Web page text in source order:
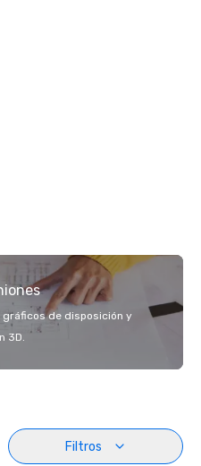
gráficos de disposición y
3D.
Filtros